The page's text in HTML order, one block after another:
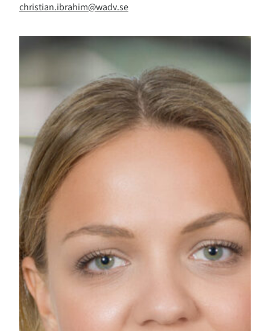
christian.ibrahim@wadv.se